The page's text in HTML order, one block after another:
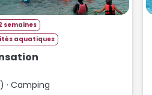
semaines
aquatiques
· Camping